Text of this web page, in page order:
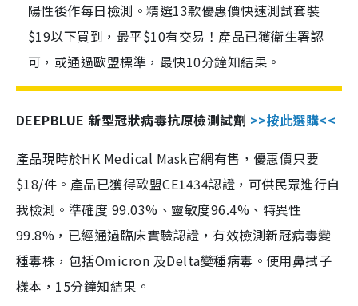
陽性後作每日檢測。精選13款優惠價快速測試套裝
$19以下買到，最平$10有交易！產品已獲衛生署認
可，或通過歐盟標準，最快10分鐘知結果。
DEEPBLUE 新型冠狀病毒抗原檢測試劑 >>按此選購<<
產品現時於HK Medical Mask官網有售，優惠價只要
$18/件。產品已獲得歐盟CE1434認證，可供民眾進行自
我檢測。準確度 99.03%、靈敏度96.4%、特異性
99.8%，已經通過臨床實驗認證，有效檢測新冠病毒變
種毒株，包括Omicron 及Delta變種病毒。使用鼻拭子
樣本，15分鐘知結果。